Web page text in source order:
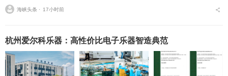
挑战，扎实推进在风险研判、机制创新、技术赋能、实践育人等方面
的路径分析与研...
海峡头条 ⋅ 17小时前
杭州爱尔科乐器：高性价比电子乐器智造典范